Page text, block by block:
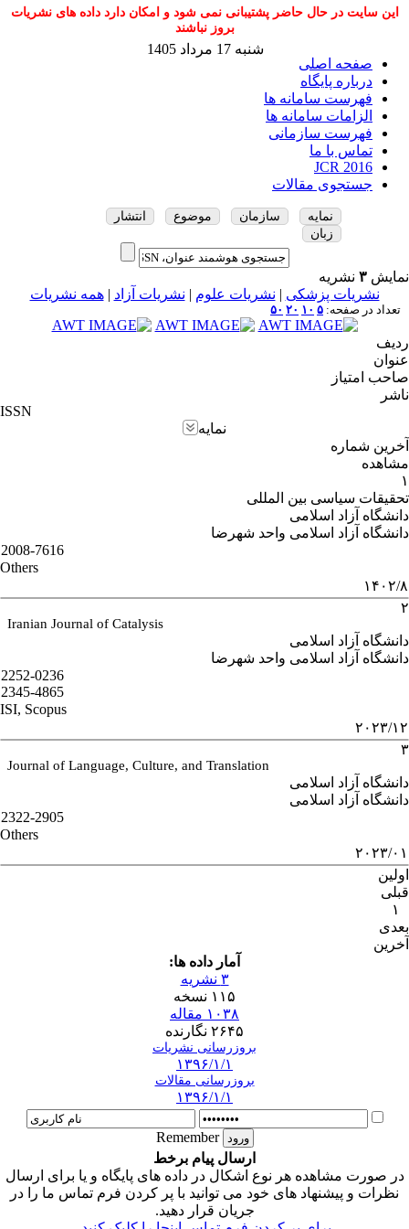
این سایت در حال حاضر پشتیبانی نمی شود و امکان دارد داده های نشریات
بروز نباشند
صفحه اصلی
درباره پایگاه
فهرست سامانه ها
الزامات سامانه ها
فهرست سازمانی
تماس با ما
JCR 2016
جستجوی مقالات
شنبه 17 مرداد 1405
نمایه سازمان موضوع
انتشار
زبان
نمایش ۳ نشریه
نشریات پزشکی | نشریات علوم | نشریات آزاد |همه نشریات
تعداد در صفحه: ۵ ۱۰ ۲۰ ۵۰
ردیف
عنوان
صاحب امتیاز
ناشر
ISSN
نمایه
آخرین شماره
مشاهده
۱
تحقیقات سیاسی بین المللی
دانشگاه آزاد اسلامی
دانشگاه آزاد اسلامی واحد شهرضا
2008-7616
Others
۱۴۰۲/۸
۲
Iranian Journal of Catalysis
دانشگاه آزاد اسلامی
دانشگاه آزاد اسلامی واحد شهرضا
2252-0236
2345-4865
ISI, Scopus
۲۰۲۳/۱۲
۳
Journal of Language, Culture, and Translation
دانشگاه آزاد اسلامی
دانشگاه آزاد اسلامی
2322-2905
Others
۲۰۲۳/۰۱
اولین
قبلی
۱
بعدی
آخرین
آمار داده ها:
۳ نشریه
۱۱۵ نسخه
۱۰۳۸ مقاله
۲۶۴۵ نگارنده
بروزرسانی نشریات
۱۳۹۶/۱/۱
بروزرسانی مقالات
۱۳۹۶/۱/۱
Remember
ارسال پیام برخط
در صورت مشاهده هر نوع اشکال در داده های پایگاه و یا برای ارسال
نظرات و پیشنهاد های خود می توانید با پر کردن فرم تماس ما را در
جریان قرار دهید.